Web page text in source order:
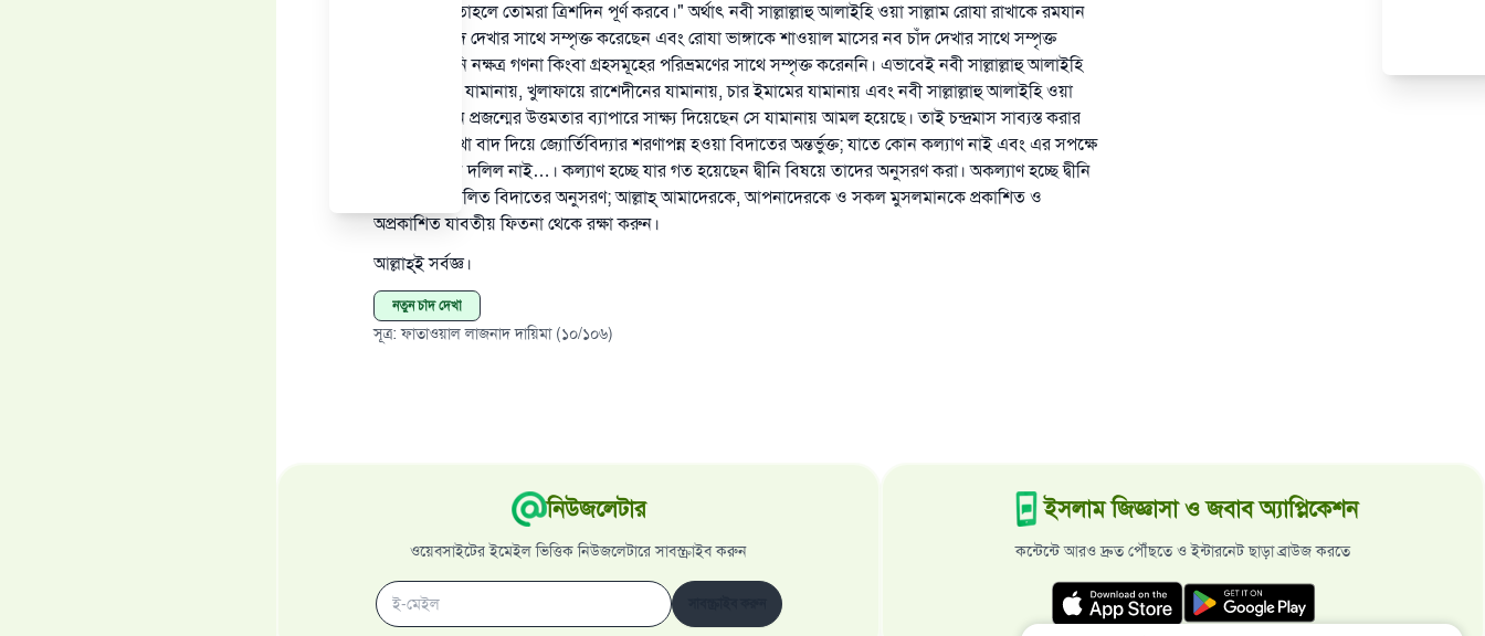
মেঘাচ্ছন্ন হয় তাহলে তোমরা ত্রিশদিন পূর্ণ করবে।" অর্থাৎ নবী সাল্লাল্লাহু আলাইহি ওয়া সাল্লাম রোযা রাখাকে রমযান
মাসের নব চাঁদ দেখার সাথে সম্পৃক্ত করেছেন এবং রোযা ভাঙ্গাকে শাওয়াল মাসের নব চাঁদ দেখার সাথে সম্পৃক্ত
করেছেন; তিনি নক্ষত্র গণনা কিংবা গ্রহসমূহের পরিভ্রমণের সাথে সম্পৃক্ত করেননি। এভাবেই নবী সাল্লাল্লাহু আলাইহি
ওয়া সাল্লামের যামানায়, খুলাফায়ে রাশেদীনের যামানায়, চার ইমামের যামানায় এবং নবী সাল্লাল্লাহু আলাইহি ওয়া
সাল্লাম যে তিন প্রজন্মের উত্তমতার ব্যাপারে সাক্ষ্য দিয়েছেন সে যামানায় আমল হয়েছে। তাই চন্দ্রমাস সাব্যস্ত করার
ক্ষেত্রে চাঁদ দেখা বাদ দিয়ে জ্যোর্তিবিদ্যার শরণাপন্ন হওয়া বিদাতের অন্তর্ভুক্ত; যাতে কোন কল্যাণ নাই এবং এর সপক্ষে
শরিয়তে কোন দলিল নাই…। কল্যাণ হচ্ছে যার গত হয়েছেন দ্বীনি বিষয়ে তাদের অনুসরণ করা। অকল্যাণ হচ্ছে দ্বীনি
বিষয়ে নব প্রচলিত বিদাতের অনুসরণ; আল্লাহ্‌ আমাদেরকে, আপনাদেরকে ও সকল মুসলমানকে প্রকাশিত ও
অপ্রকাশিত যাবতীয় ফিতনা থেকে রক্ষা করুন।
আল্লাহ্‌ই সর্বজ্ঞ।
নতুন চাঁদ দেখা
সূত্র:ফাতাওয়াল লাজনাদ দায়িমা (১০/১০৬)
নিউজলেটার
ওয়েবসাইটের ইমেইল ভিত্তিক নিউজলেটারে সাবস্ক্রাইব করুন
ইসলাম জিজ্ঞাসা ও জবাব অ্যাপ্লিকেশন
কন্টেন্টে আরও দ্রুত পৌঁছতে ও ইন্টারনেট ছাড়া ব্রাউজ করতে
(সহিহ মুসলিম; ১৮৯৩)
এখনই শরীক হোন